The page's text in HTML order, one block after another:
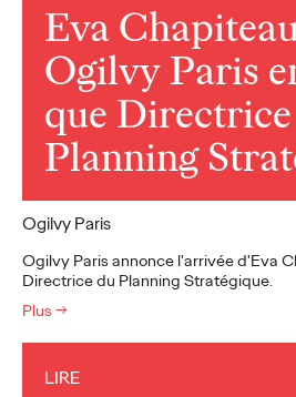
Eva
Ogilvy Paris
que
Planning
Ogilvy Paris
Ogilvy Paris annonce l'arrivée d'Eva
Directrice du Planning Stratégique.
Plus →
LIRE